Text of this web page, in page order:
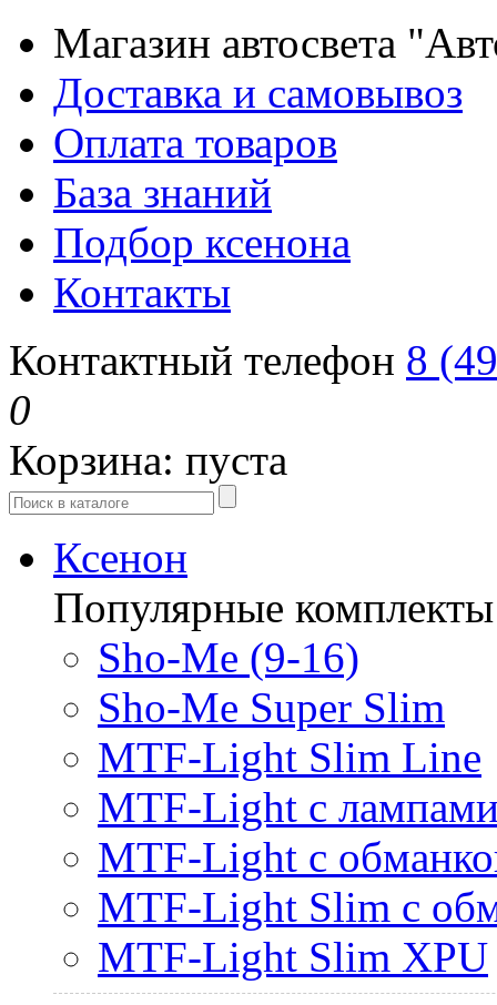
Магазин автосвета
Доставка и самовывоз
Оплата товаров
База знаний
Подбор ксенона
Контакты
Контактный телефон 8
0
Корзина: пуста
Ксенон
Популярные комплекты
Sho-Me (9-16)
Sho-Me Super Slim
MTF-Light Slim Line
MTF-Light с
MTF-Light с
MTF-Light Slim с
MTF-Light Slim XPU